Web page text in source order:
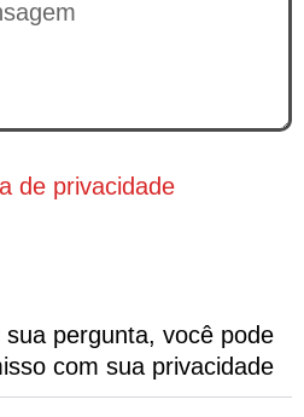
de privacidade
pergunta, você pode
com sua privacidade